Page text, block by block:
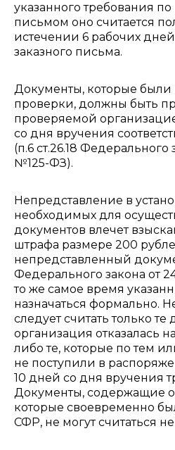
указанного требования
письмом оно считается
истечении 6 рабочих
заказного письма.
Документы, которые были
проверки, должны быть
проверяемой
со дня вручения
(п.6 ст.26.18 Федерального
№125-ФЗ).
Непредставление в
необходимых для
документов влечет
штрафа размере 200
непредставленный
Федерального закона от
то же самое время
назначаться формально.
следует считать только
организация отказалась
либо те, которые по тем
не поступили в
10 дней со дня вручения
Документы, содержащие
которые своевременно
СФР, не могут считаться